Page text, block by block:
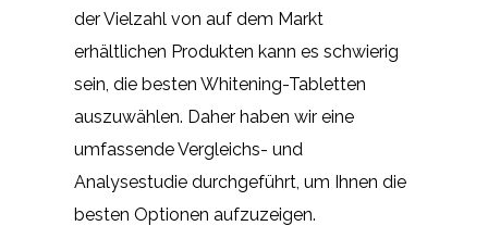
der Vielzahl von auf dem Markt
erhältlichen Produkten kann es schwierig
sein, die besten Whitening-Tabletten
auszuwählen. Daher haben wir eine
umfassende Vergleichs- und
Analysestudie durchgeführt, um Ihnen die
besten Optionen aufzuzeigen.